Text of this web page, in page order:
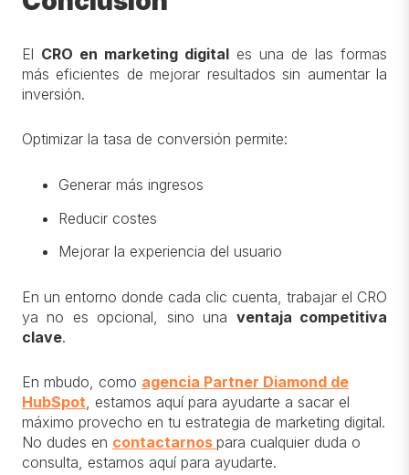
El CRO en marketing digital es una de las formas
más eficientes de mejorar resultados sin aumentar la
inversión.
Optimizar la tasa de conversión permite:
Generar más ingresos
Reducir costes
Mejorar la experiencia del usuario
En un entorno donde cada clic cuenta, trabajar el CRO
ya no es opcional, sino una ventaja competitiva
clave.
En mbudo, como agencia Partner Diamond de
HubSpot, estamos aquí para ayudarte a sacar el
máximo provecho en tu estrategia de marketing digital.
No dudes en contactarnos para cualquier duda o
consulta, estamos aquí para ayudarte.